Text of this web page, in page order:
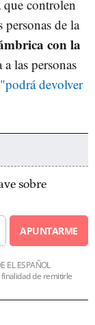
que controlen
de la
con la
las personas
"podrá devolver
sobre
APUNTARME
EL ESPAÑOL
finalidad de remitirle